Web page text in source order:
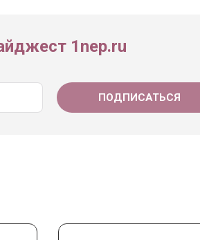
1nep.ru